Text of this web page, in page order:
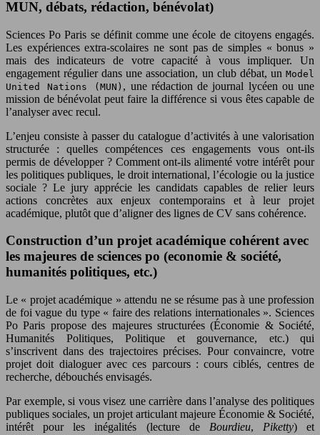
MUN, débats, rédaction, bénévolat)
Sciences Po Paris se définit comme une école de citoyens engagés.
Les expériences extra-scolaires ne sont pas de simples « bonus »
mais des indicateurs de votre capacité à vous impliquer. Un
engagement régulier dans une association, un club débat, un Model
United Nations (MUN) , une rédaction de journal lycéen ou une
mission de bénévolat peut faire la différence si vous êtes capable de
l’analyser avec recul.
L’enjeu consiste à passer du catalogue d’activités à une valorisation
structurée : quelles compétences ces engagements vous ont-ils
permis de développer ? Comment ont-ils alimenté votre intérêt pour
les politiques publiques, le droit international, l’écologie ou la justice
sociale ? Le jury apprécie les candidats capables de relier leurs
actions concrètes aux enjeux contemporains et à leur projet
académique, plutôt que d’aligner des lignes de CV sans cohérence.
Construction d’un projet académique cohérent avec
les majeures de sciences po (economie & société,
humanités politiques, etc.)
Le « projet académique » attendu ne se résume pas à une profession
de foi vague du type « faire des relations internationales ». Sciences
Po Paris propose des majeures structurées (Économie & Société,
Humanités Politiques, Politique et gouvernance, etc.) qui
s’inscrivent dans des trajectoires précises. Pour convaincre, votre
projet doit dialoguer avec ces parcours : cours ciblés, centres de
recherche, débouchés envisagés.
Par exemple, si vous visez une carrière dans l’analyse des politiques
publiques sociales, un projet articulant majeure Économie & Société,
intérêt pour les inégalités (lecture de Bourdieu, Piketty) et